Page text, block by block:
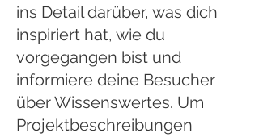
ins Detail darüber, was dich
inspiriert hat, wie du
vorgegangen bist und
informiere deine Besucher
über Wissenswertes. Um
Projektbeschreibungen